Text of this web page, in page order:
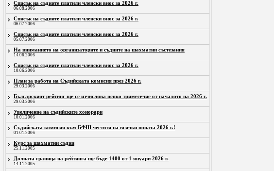
Списък на съдиите платили членски внос за 2026 г.
06.08.2006
Списък на съдиите платили членски внос за 2026 г.
06.07.2006
Списък на съдиите платили членски внос за 2026 г.
05.07.2006
На вниманието на организаторите и съдиите на шахматни състезания
14.06.2006
Списък на съдиите платили членски внос за 2026 г.
10.06.2006
План за работа на Съдийската комисия през 2026 г.
29.03.2006
Българският рейтинг ще се изчислява всяко тримесечие от началото на 2026 г.
29.03.2006
Увеличение на съдийските хонорари
10.01.2006
Съдийската комисия към БФШ честити на всички новата 2026 г.!
01.01.2006
Курс за шахматни съдии
25.11.2005
Долната граница на рейтинга ще бъде 1400 от 1 януари 2026 г.
14.11.2005